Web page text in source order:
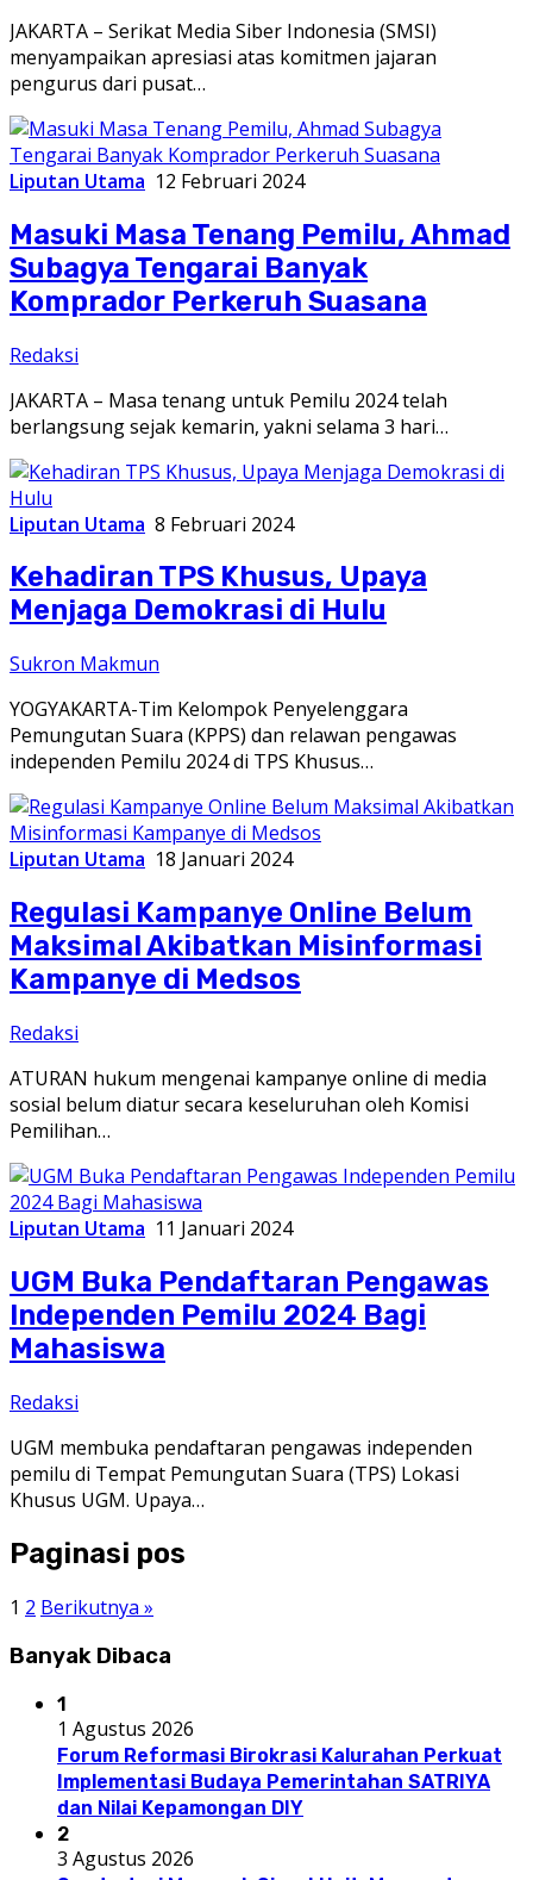
JAKARTA – Serikat Media Siber Indonesia (SMSI)
menyampaikan apresiasi atas komitmen jajaran
pengurus dari pusat…
Liputan Utama 12 Februari 2024
Masuki Masa Tenang Pemilu, Ahmad
Subagya Tengarai Banyak
Komprador Perkeruh Suasana
Redaksi
JAKARTA – Masa tenang untuk Pemilu 2024 telah
berlangsung sejak kemarin, yakni selama 3 hari…
Liputan Utama 8 Februari 2024
Kehadiran TPS Khusus, Upaya
Menjaga Demokrasi di Hulu
Sukron Makmun
YOGYAKARTA-Tim Kelompok Penyelenggara
Pemungutan Suara (KPPS) dan relawan pengawas
independen Pemilu 2024 di TPS Khusus…
Liputan Utama 18 Januari 2024
Regulasi Kampanye Online Belum
Maksimal Akibatkan Misinformasi
Kampanye di Medsos
Redaksi
ATURAN hukum mengenai kampanye online di media
sosial belum diatur secara keseluruhan oleh Komisi
Pemilihan…
Liputan Utama 11 Januari 2024
UGM Buka Pendaftaran Pengawas
Independen Pemilu 2024 Bagi
Mahasiswa
Redaksi
UGM membuka pendaftaran pengawas independen
pemilu di Tempat Pemungutan Suara (TPS) Lokasi
Khusus UGM. Upaya…
Paginasi pos
1 2 Berikutnya »
Banyak Dibaca
1
1 Agustus 2026
Forum Reformasi Birokrasi Kalurahan Perkuat
Implementasi Budaya Pemerintahan SATRIYA
dan Nilai Kepamongan DIY
2
3 Agustus 2026